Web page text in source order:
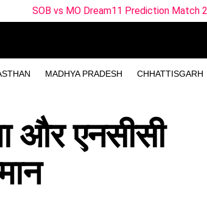
MADHYA PRADESH CHHATTISGARH
Prediction Match 26: Dream11 Team
और एनसीसी